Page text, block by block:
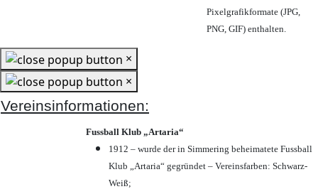
Pixelgrafikformate (JPG,
PNG, GIF) enthalten.
×
×
Vereinsinformationen:
Fussball Klub „Artaria“
1912 – wurde der in Simmering beheimatete Fussball
Klub „Artaria“ gegründet – Vereinsfarben: Schwarz-
Weiß;